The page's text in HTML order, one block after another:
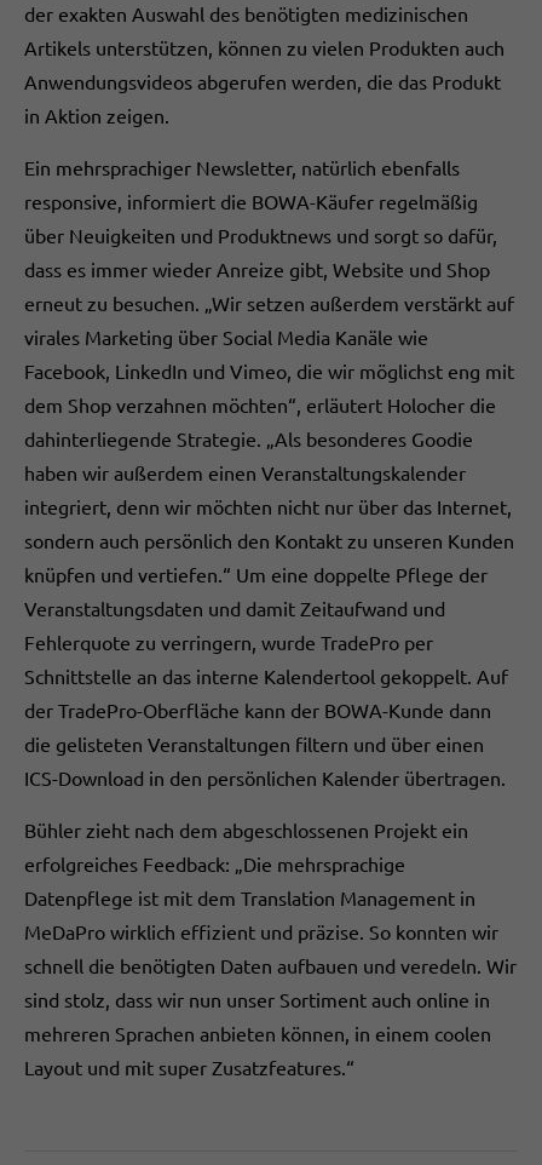
der exakten Auswahl des benötigten medizinischen
Artikels unterstützen, können zu vielen Produkten auch
Anwendungsvideos abgerufen werden, die das Produkt
in Aktion zeigen.
Ein mehrsprachiger Newsletter, natürlich ebenfalls
responsive, informiert die BOWA-Käufer regelmäßig
über Neuigkeiten und Produktnews und sorgt so dafür,
dass es immer wieder Anreize gibt, Website und Shop
erneut zu besuchen. „Wir setzen außerdem verstärkt auf
virales Marketing über Social Media Kanäle wie
Facebook, LinkedIn und Vimeo, die wir möglichst eng mit
dem Shop verzahnen möchten“, erläutert Holocher die
dahinterliegende Strategie. „Als besonderes Goodie
haben wir außerdem einen Veranstaltungskalender
integriert, denn wir möchten nicht nur über das Internet,
sondern auch persönlich den Kontakt zu unseren Kunden
knüpfen und vertiefen.“ Um eine doppelte Pflege der
Veranstaltungsdaten und damit Zeitaufwand und
Fehlerquote zu verringern, wurde TradePro per
Schnittstelle an das interne Kalendertool gekoppelt. Auf
der TradePro-Oberfläche kann der BOWA-Kunde dann
die gelisteten Veranstaltungen filtern und über einen
ICS-Download in den persönlichen Kalender übertragen.
Bühler zieht nach dem abgeschlossenen Projekt ein
erfolgreiches Feedback: „Die mehrsprachige
Datenpflege ist mit dem Translation Management in
MeDaPro wirklich effizient und präzise. So konnten wir
schnell die benötigten Daten aufbauen und veredeln. Wir
sind stolz, dass wir nun unser Sortiment auch online in
mehreren Sprachen anbieten können, in einem coolen
Layout und mit super Zusatzfeatures.“